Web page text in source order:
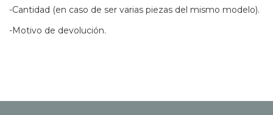
-Cantidad (en caso de ser varias piezas del mismo modelo).
-Motivo de devolución.